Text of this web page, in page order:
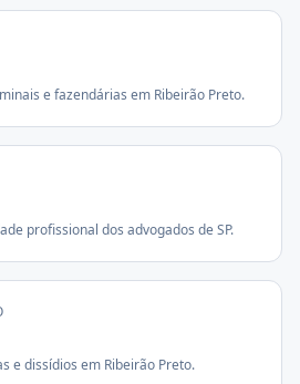
e fazendárias em Ribeirão Preto.
profissional dos advogados deSP.
e dissídios em Ribeirão Preto.